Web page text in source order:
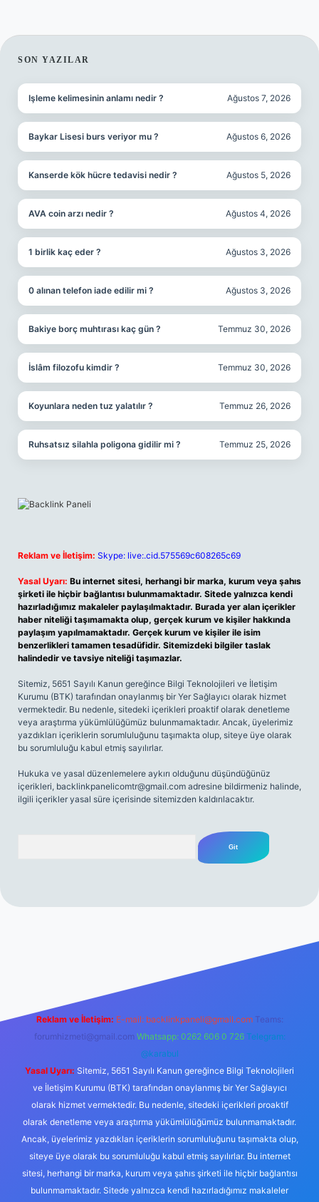
SIDEBAR
SON YAZILAR
Işleme kelimesinin anlamı nedir ? Ağustos 7, 2026
Baykar Lisesi burs veriyor mu ? Ağustos 6, 2026
Kanserde kök hücre tedavisi nedir ? Ağustos 5, 2026
AVA coin arzı nedir ? Ağustos 4, 2026
1 birlik kaç eder ? Ağustos 3, 2026
0 alınan telefon iade edilir mi ? Ağustos 3, 2026
Bakiye borç muhtırası kaç gün ? Temmuz 30, 2026
İslâm filozofu kimdir ? Temmuz 30, 2026
Koyunlara neden tuz yalatılır ? Temmuz 26, 2026
Ruhsatsız silahla poligona gidilir mi ? Temmuz 25, 2026
Reklam ve İletişim: Skype: live:.cid.575569c608265c69
Yasal Uyarı: Bu internet sitesi, herhangi bir marka, kurum veya şahıs
şirketi ile hiçbir bağlantısı bulunmamaktadır. Sitede yalnızca kendi
hazırladığımız makaleler paylaşılmaktadır. Burada yer alan içerikler
haber niteliği taşımamakta olup, gerçek kurum ve kişiler hakkında
paylaşım yapılmamaktadır. Gerçek kurum ve kişiler ile isim
benzerlikleri tamamen tesadüfidir. Sitemizdeki bilgiler taslak
halindedir ve tavsiye niteliği taşımazlar.
Sitemiz, 5651 Sayılı Kanun gereğince Bilgi Teknolojileri ve İletişim
Kurumu (BTK) tarafından onaylanmış bir Yer Sağlayıcı olarak hizmet
vermektedir. Bu nedenle, sitedeki içerikleri proaktif olarak denetleme
veya araştırma yükümlülüğümüz bulunmamaktadır. Ancak, üyelerimiz
yazdıkları içeriklerin sorumluluğunu taşımakta olup, siteye üye olarak
bu sorumluluğu kabul etmiş sayılırlar.
Hukuka ve yasal düzenlemelere aykırı olduğunu düşündüğünüz
içerikleri, backlinkpanelicomtr@gmail.com adresine bildirmeniz halinde,
ilgili içerikler yasal süre içerisinde sitemizden kaldırılacaktır.
Reklam ve İletişim: E-mail: backlinkpaneli@gmail.com Teams:
forumhizmeti@gmail.com Whatsapp: 0262 606 0 726 Telegram:
@karabul
Yasal Uyarı: Sitemiz, 5651 Sayılı Kanun gereğince Bilgi Teknolojileri
ve İletişim Kurumu (BTK) tarafından onaylanmış bir Yer Sağlayıcı
olarak hizmet vermektedir. Bu nedenle, sitedeki içerikleri proaktif
olarak denetleme veya araştırma yükümlülüğümüz bulunmamaktadır.
Ancak, üyelerimiz yazdıkları içeriklerin sorumluluğunu taşımakta olup,
siteye üye olarak bu sorumluluğu kabul etmiş sayılırlar. Bu internet
sitesi, herhangi bir marka, kurum veya şahıs şirketi ile hiçbir bağlantısı
bulunmamaktadır. Sitede yalnızca kendi hazırladığımız makaleler